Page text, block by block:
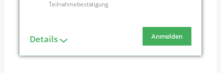
Teilnahmebestätigung
Details Anmelden